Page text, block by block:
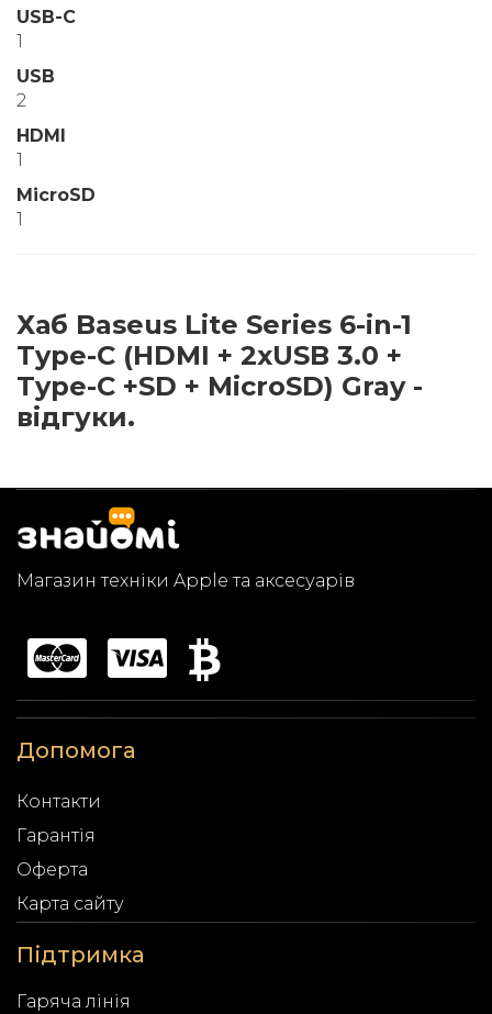
USB-C
1
USB
2
HDMI
1
MicroSD
1
Хаб Baseus Lite Series 6-in-1
Type-C (HDMI + 2xUSB 3.0 +
Type-C +SD + MicroSD) Gray -
відгуки.
Магазин техніки Apple та аксесуарів
Допомога
Контакти
Гарантія
Оферта
Карта сайту
Підтримка
Гаряча лінія